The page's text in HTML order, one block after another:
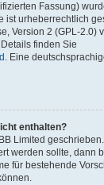
Fassung)
ist urheberrechtlich
Version 2 (GPL-2.0)
finden Sie
. Eine
enthalten?
Limited
werden sollte, dann
für bestehende